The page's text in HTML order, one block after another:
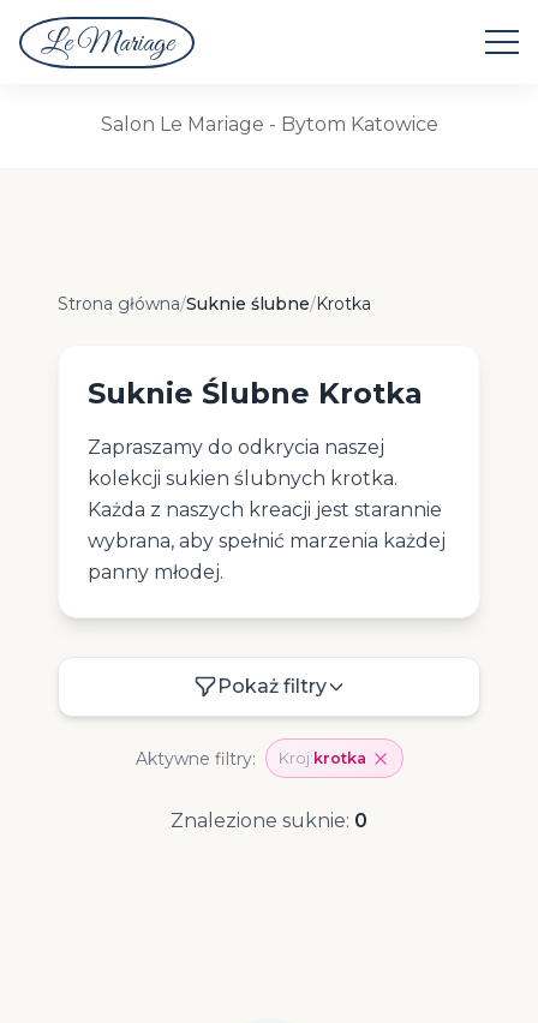
Le MariageSuknie Ślubne
Salon Le Mariage - Bytom Katowice
Suknie Ślubne Krotka
Strona główna/Suknie ślubne/Krotka
Suknie Ślubne Krotka
Zapraszamy do odkrycia naszej
kolekcji sukien ślubnych krotka.
Każda z naszych kreacji jest starannie
wybrana, aby spełnić marzenia każdej
panny młodej.
Pokaż filtry
Aktywne filtry: Kroj: krotka
Znalezione suknie: 0